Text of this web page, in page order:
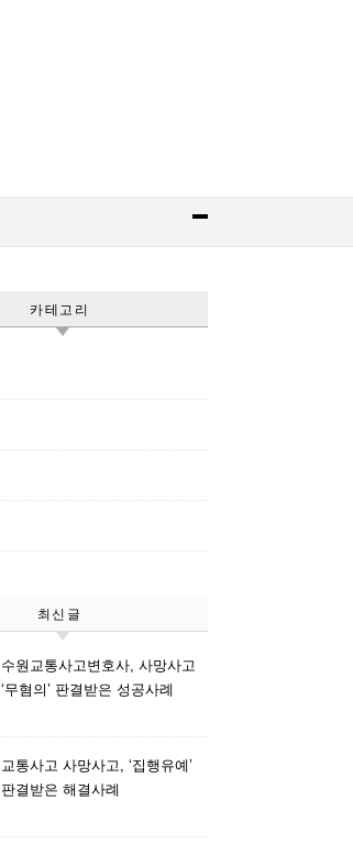
카테고리
최신글
수원교통사고변호사, 사망사고
‘무혐의’ 판결받은 성공사례
교통사고 사망사고, ‘집행유예’
판결받은 해결사례